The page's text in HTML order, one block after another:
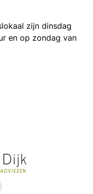
zijn dinsdag
en op zondag van